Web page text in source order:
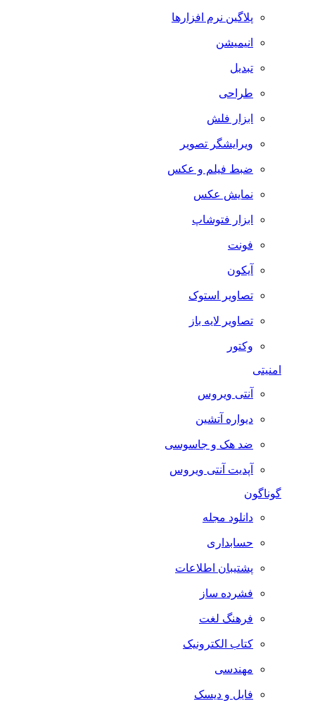
پلاگین نرم افزارها
انیمیشن
تبدیل
طراحی
ابزار فلش
ویرایشگر تصویر
ضبط فيلم و عكس
نمایش عکس
ابزار فتوشاپ
فونت
آیکون
تصاویر استوک
تصاویر لایه باز
وکتور
امنیتی
آنتی ویروس
دیواره آتشین
ضد هک و جاسوسی
آپدیت آنتی ویروس
گوناگون
دانلود مجله
حسابداری
پشتیبان اطلاعات
فشرده ساز
فرهنگ لغت
کتاب الکترونیک
مهندسی
فایل و دیسک